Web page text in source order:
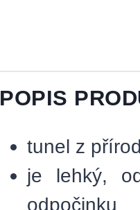
POPIS
tunel z
je lehký,
odpočinku